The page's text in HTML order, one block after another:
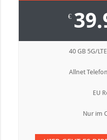
€
40 GB 5G/
Allnet
EU
Nur im